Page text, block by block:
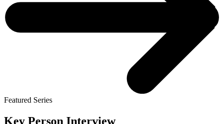
Featured Series
Key Person Interview